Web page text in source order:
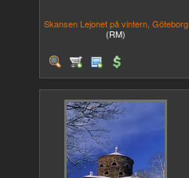
Skansen Lejonet på vintern, Göteborg
(RM)